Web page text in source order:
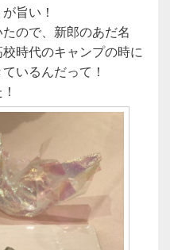
旨い！
ので、新郎のあだ名
時代のキャンプの時に
いるんだって！